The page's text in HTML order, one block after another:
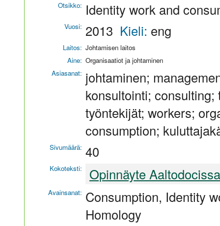
Otsikko: Identity work and
Vuosi: 2013 Kieli: eng
Laitos: Johtamisen laitos
Aine: Organisaatiot ja johtaminen
Asiasanat: johtaminen;
konsultointi;
työntekijät; workers;
consumption;
Sivumäärä: 40
Kokoteksti: Opinnäyte Aaltodocissa
Avainsanat: Consumption, Identity
Homology